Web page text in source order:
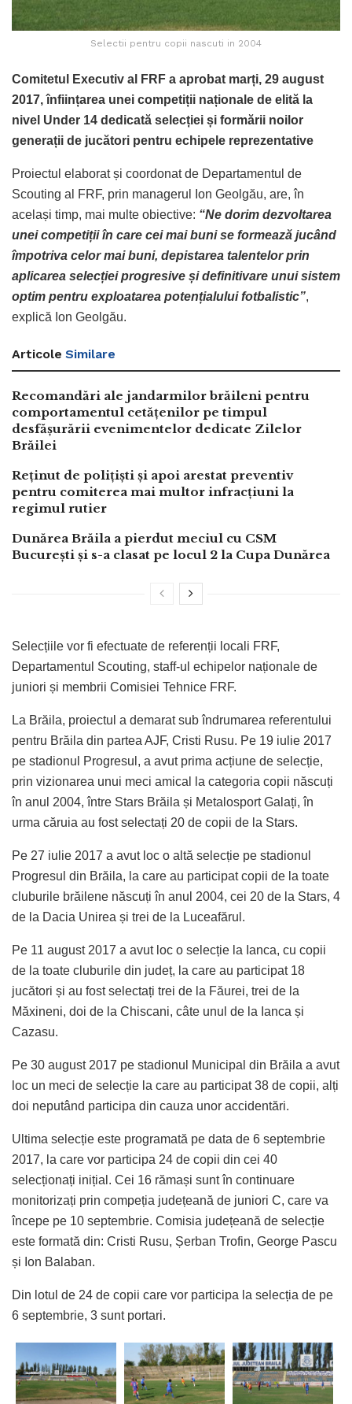
Selectii pentru copii nascuti in 2004
Comitetul Executiv al FRF a aprobat marți, 29 august
2017, înființarea unei competiții naționale de elită la
nivel Under 14 dedicată selecției și formării noilor
generații de jucători pentru echipele reprezentative
Proiectul elaborat și coordonat de Departamentul de
Scouting al FRF, prin managerul Ion Geolgău, are, în
același timp, mai multe obiective: “Ne dorim dezvoltarea
unei competiții în care cei mai buni se formează jucând
împotriva celor mai buni, depistarea talentelor prin
aplicarea selecției progresive și definitivare unui sistem
optim pentru exploatarea potențialului fotbalistic”,
explică Ion Geolgău.
Articole Similare
Recomandări ale jandarmilor brăileni pentru
comportamentul cetățenilor pe timpul
desfășurării evenimentelor dedicate Zilelor
Brăilei
Reținut de polițiști și apoi arestat preventiv
pentru comiterea mai multor infracțiuni la
regimul rutier
Dunărea Brăila a pierdut meciul cu CSM
București și s-a clasat pe locul 2 la Cupa Dunărea
Selecțiile vor fi efectuate de referenții locali FRF,
Departamentul Scouting, staff-ul echipelor naționale de
juniori și membrii Comisiei Tehnice FRF.
La Brăila, proiectul a demarat sub îndrumarea referentului
pentru Brăila din partea AJF, Cristi Rusu. Pe 19 iulie 2017
pe stadionul Progresul, a avut prima acțiune de selecție,
prin vizionarea unui meci amical la categoria copii născuți
în anul 2004, între Stars Brăila și Metalosport Galați, în
urma căruia au fost selectați 20 de copii de la Stars.
Pe 27 iulie 2017 a avut loc o altă selecție pe stadionul
Progresul din Brăila, la care au participat copii de la toate
cluburile brăilene născuți în anul 2004, cei 20 de la Stars, 4
de la Dacia Unirea și trei de la Luceafărul.
Pe 11 august 2017 a avut loc o selecție la Ianca, cu copii
de la toate cluburile din județ, la care au participat 18
jucători și au fost selectați trei de la Făurei, trei de la
Măxineni, doi de la Chiscani, câte unul de la Ianca și
Cazasu.
Pe 30 august 2017 pe stadionul Municipal din Brăila a avut
loc un meci de selecție la care au participat 38 de copii, alți
doi neputând participa din cauza unor accidentări.
Ultima selecție este programată pe data de 6 septembrie
2017, la care vor participa 24 de copii din cei 40
selecționați inițial. Cei 16 rămași sunt în continuare
monitorizați prin compeția județeană de juniori C, care va
începe pe 10 septembrie. Comisia județeană de selecție
este formată din: Cristi Rusu, Șerban Trofin, George Pascu
și Ion Balaban.
Din lotul de 24 de copii care vor participa la selecția de pe
6 septembrie, 3 sunt portari.